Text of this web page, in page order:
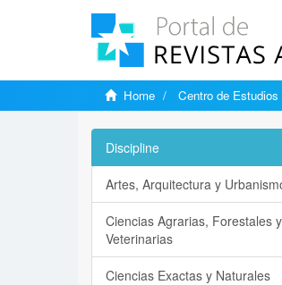
Home Centro de
Discipline
Artes, Arquitectura y
Ciencias Agrarias, Forestales y
Veterinarias
Ciencias Exactas y Naturales